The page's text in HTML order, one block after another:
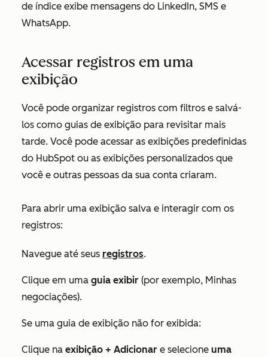
de índice exibe mensagens do LinkedIn, SMS e
WhatsApp.
Acessar registros em uma
exibição
Você pode organizar registros com filtros e salvá-
los como guias de exibição para revisitar mais
tarde. Você pode acessar as exibições predefinidas
do HubSpot ou as exibições personalizados que
você e outras pessoas da sua conta criaram.
Para abrir uma exibição salva e interagir com os
registros:
Navegue até seus registros.
Clique em uma guia exibir (por exemplo, Minhas
negociações).
Se uma guia de exibição não for exibida:
Clique na exibição + Adicionar e selecione uma